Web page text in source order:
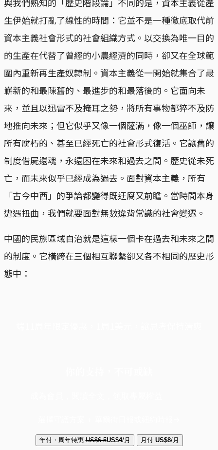
生伊始就打亂了線性的時間：它並不是一種徹底取代前
資本主義社會形式的社會組織方式。以交換為唯一目的
的生產在代替了曾經的小農經濟的同時，卻又在全球範
圍內重新再生產奴隸制。資本主義從一開始就集合了最
嶄新的和最陳舊的、最進步的和最落後的。它面向未
來，並且以迅雷不及掩耳之勢，將所有事物都猝不及防
地推向未來；但它似乎又像一個薩滿，像一個巫師，讓
所有腐朽的、甚至已經死亡的社會形式復活。它讓舊的
制度借屍還魂，永遠困在未來和過去之間。歷史從未死
亡，而未來似乎已經成為過去。面對資本主義，所有
「古今中西」的爭論都變得既迂腐又前瞻。當時間本身
遭遇扭曲，我們就要面對無數違背常識的社會變遷。
中國的民族區域自治就是這樣一個卡在過去和未來之間
的制度。它橫跨在三個相互聯繫卻又各不相同的歷史形
態中：
年付・周年特惠 US$6.5US$4/月 月付 US$8/月